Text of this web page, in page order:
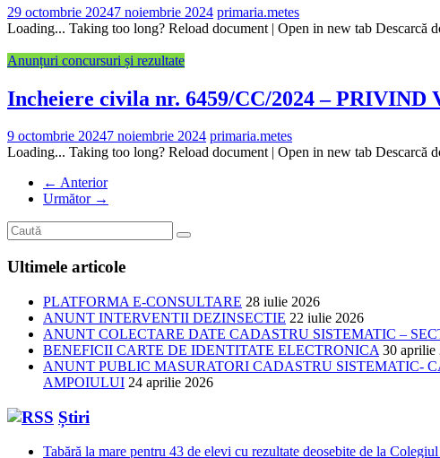
29 octombrie 20247 noiembrie 2024 primaria.metes
Loading... Taking too long? Reload document | Open in new tab
Anunțuri concursuri și rezultate
Incheiere civila nr. 6459/CC/2024 –
9 octombrie 20247 noiembrie 2024 primaria.metes
Loading... Taking too long? Reload document | Open in new tab Descarcă
← Anterior
Următor →
Ultimele articole
PLATFORMA E-CONSULTARE 28 iulie 2026
ANUNT INTERVENTII DEZINSECTIE 22 iulie 2026
ANUNT COLECTARE DATE CADASTRU SISTEMATIC –
BENEFICII CARTE DE IDENTITATE ELECTRONICA 30 aprilie
ANUNT PUBLIC MASURATORI CADASTRU SISTEMATIC-
AMPOIULUI 24 aprilie 2026
Știri
Tabără la mare pentru 43 de elevi cu rezultate deosebite de la